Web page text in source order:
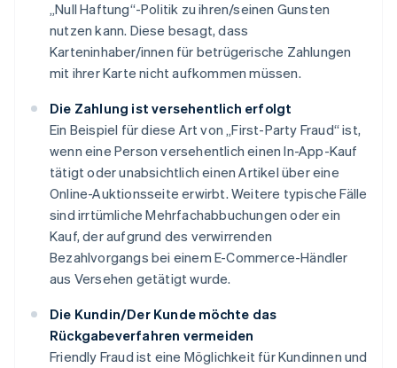
„Null Haftung“-Politik zu ihren/seinen Gunsten
nutzen kann. Diese besagt, dass
Karteninhaber/innen für betrügerische Zahlungen
mit ihrer Karte nicht aufkommen müssen.
Die Zahlung ist versehentlich erfolgt
Ein Beispiel für diese Art von „First-Party Fraud“ ist,
wenn eine Person versehentlich einen In-App-Kauf
tätigt oder unabsichtlich einen Artikel über eine
Online-Auktionsseite erwirbt. Weitere typische Fälle
sind irrtümliche Mehrfachabbuchungen oder ein
Kauf, der aufgrund des verwirrenden
Bezahlvorgangs bei einem E-Commerce-Händler
aus Versehen getätigt wurde.
Die Kundin/Der Kunde möchte das
Rückgabeverfahren vermeiden
Friendly Fraud ist eine Möglichkeit für Kundinnen und